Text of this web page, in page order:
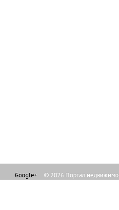
Google+ © 2026 Портал